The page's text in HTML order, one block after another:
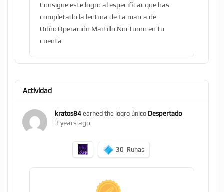
Consigue este logro al especificar que has
completado la lectura de La marca de
Odín: Operación Martillo Nocturno en tu
cuenta
Actividad
kratos84 earned the logro único Despertado
3 years ago
30 Runas